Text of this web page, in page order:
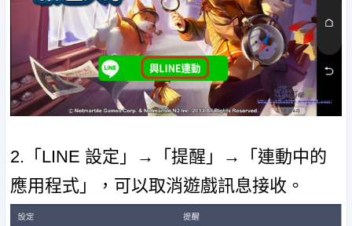
2.「LINE 設定」→「提醒」→「連動中的
應用程式」，可以取消遊戲訊息接收。